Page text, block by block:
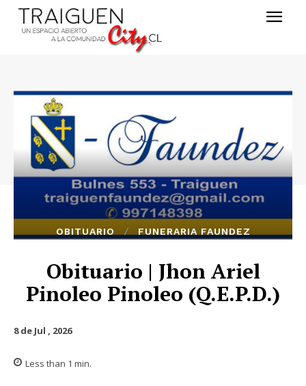
OBITUARIO FUNERARIA FAUNDEZ
Obituario | Jhon Ariel
Pinoleo Pinoleo (Q.E.P.D.)
8 de Jul , 2026
Less than 1 min.